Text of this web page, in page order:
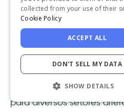
benefícios da
entre as suas equipes.
Ele pode ajudar a
estimulará a divulgação
ajudando você a
para diversos setores
collected from your use of their
Cookie Policy
ACCEPT ALL
DON'T SELL MY DATA
SHOW DETAILS